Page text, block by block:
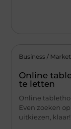
Business /
Online
te letten
Online
Even zoeken
uitkiezen,